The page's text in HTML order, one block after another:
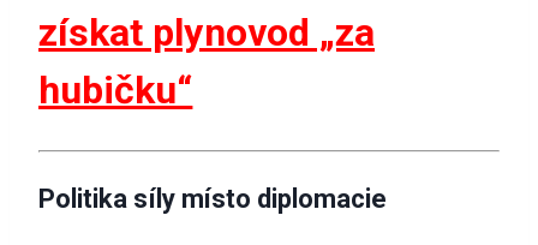
získat plynovod „za
hubičku“
Politika síly místo diplomacie